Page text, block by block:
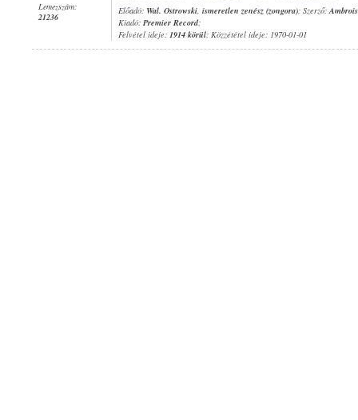
Lemezszám:
21236
Előadó: Wal. Ostrowski, ismeretlen zenész (zongora); Szerző:
Kiadó: Premier Record;
Felvétel ideje: 1914 körül; Közzététel ideje: 1970-01-01